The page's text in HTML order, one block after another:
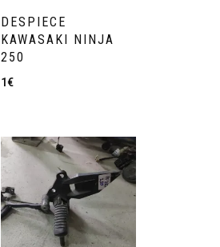
DESPIECE
KAWASAKI NINJA
250
1€